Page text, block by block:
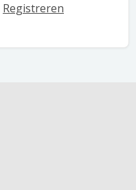
Registreren